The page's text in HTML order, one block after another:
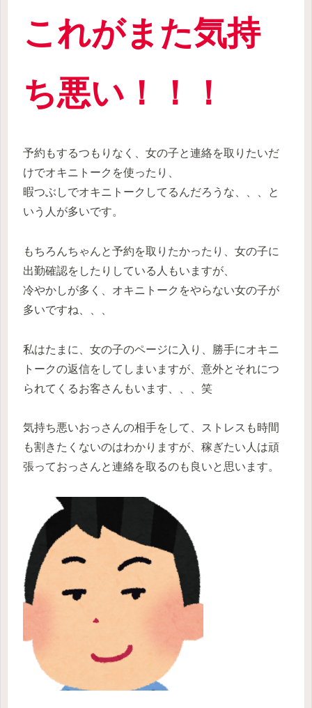
これがまた気持
ち悪い！！！
予約もするつもりなく、女の子と連絡を取りたいだ
けでオキニトークを使ったり、
暇つぶしでオキニトークしてるんだろうな、、、と
いう人が多いです。
もちろんちゃんと予約を取りたかったり、女の子に
出勤確認をしたりしている人もいますが、
冷やかしが多く、オキニトークをやらない女の子が
多いですね、、、
私はたまに、女の子のページに入り、勝手にオキニ
トークの返信をしてしまいますが、意外とそれにつ
られてくるお客さんもいます、、、笑
気持ち悪いおっさんの相手をして、ストレスも時間
も割きたくないのはわかりますが、稼ぎたい人は頑
張っておっさんと連絡を取るのも良いと思います。